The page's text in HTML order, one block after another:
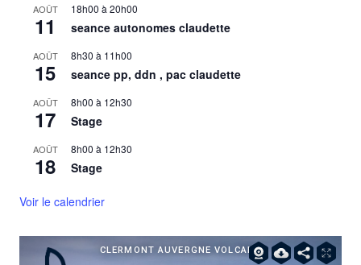
AOÛT
11
18h00 à 20h00
seance autonomes claudette
AOÛT
15
8h30 à 11h00
seance pp, ddn , pac claudette
AOÛT
17
8h00 à 12h30
Stage
AOÛT
18
8h00 à 12h30
Stage
Voir le calendrier